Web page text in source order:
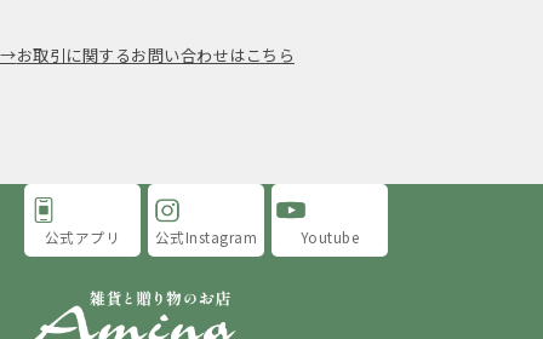
お取引に関するお問い合わせはこちら
公式アプリ 公式Instagram Youtube